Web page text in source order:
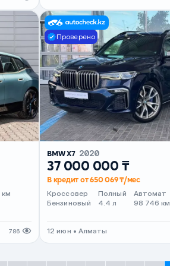
км
786
Проверено
BMW X7 2020
37 000 000 ₸
В кредит от 650 069 ₸/мес
Кроссовер
Бензиновый
Полный
4.4 л
Автомат
98 746 км
12 июн • Алматы